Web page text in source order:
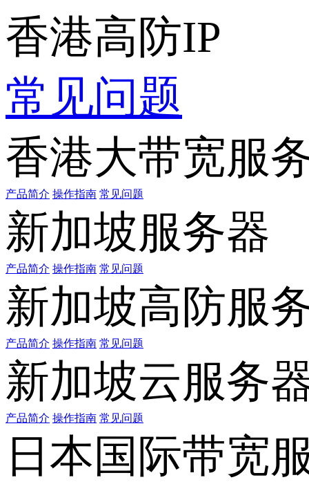
香港高防IP
常见问题
香港大带宽服
产品简介 操作指南 常见问题
新加坡服务器
产品简介 操作指南 常见问题
新加坡高防服
产品简介 操作指南 常见问题
新加坡云服务
产品简介 操作指南 常见问题
日本国际带宽